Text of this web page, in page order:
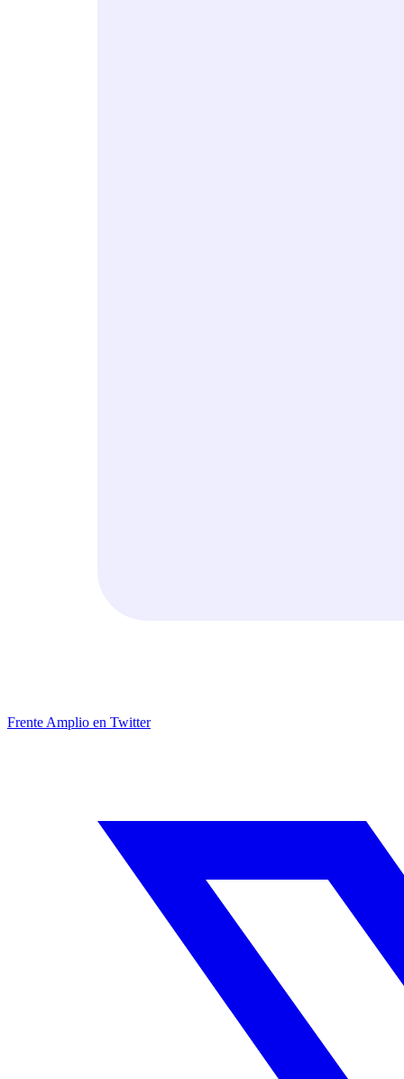
Frente Amplio en Twitter